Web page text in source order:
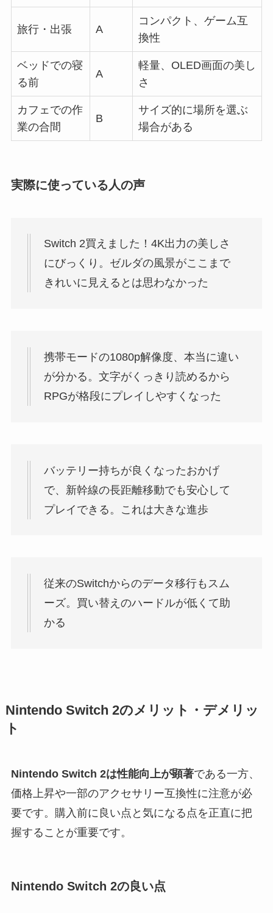
旅行・出張 A
コンパクト、ゲーム互
換性
ベッドでの寝
る前
A
軽量、OLED画面の美し
さ
カフェでの作
業の合間
B
サイズ的に場所を選ぶ
場合がある
実際に使っている人の声
Switch 2買えました！4K出力の美しさ
にびっくり。ゼルダの風景がここまで
きれいに見えるとは思わなかった
携帯モードの1080p解像度、本当に違い
が分かる。文字がくっきり読めるから
RPGが格段にプレイしやすくなった
バッテリー持ちが良くなったおかげ
で、新幹線の長距離移動でも安心して
プレイできる。これは大きな進歩
従来のSwitchからのデータ移行もスム
ーズ。買い替えのハードルが低くて助
かる
Nintendo Switch 2のメリット・デメリッ
ト
Nintendo Switch 2は性能向上が顕著である一方、
価格上昇や一部のアクセサリー互換性に注意が必
要です。購入前に良い点と気になる点を正直に把
握することが重要です。
Nintendo Switch 2の良い点